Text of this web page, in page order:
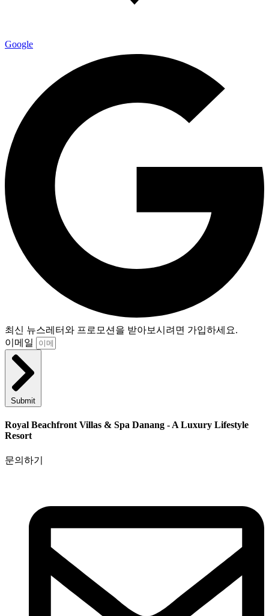
Google
최신 뉴스레터와 프로모션을 받아보시려면 가입하세요.
이메일
Submit
Royal Beachfront Villas & Spa Danang - A Luxury Lifestyle
Resort
문의하기